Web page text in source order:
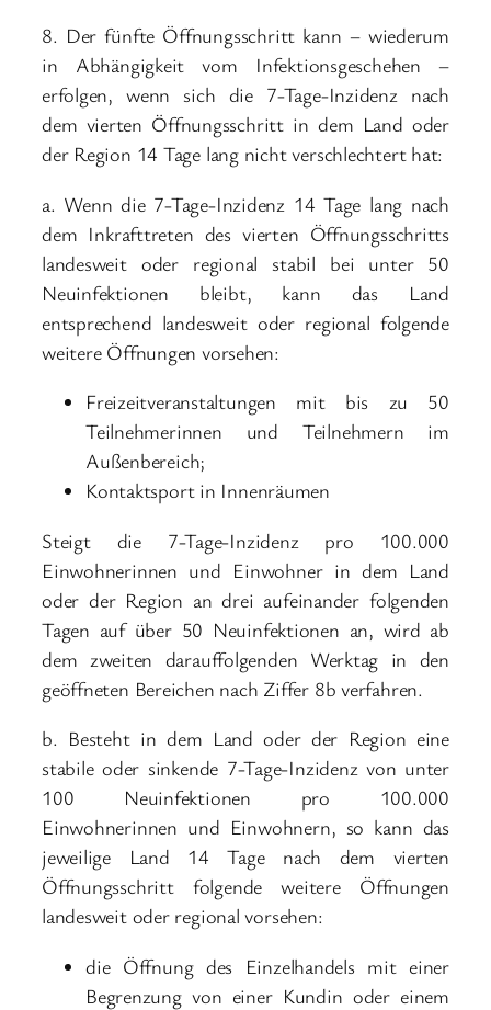
8. Der fünfte Öffnungsschritt kann – wiederum
in Abhängigkeit vom Infektionsgeschehen –
erfolgen, wenn sich die 7-Tage-Inzidenz nach
dem vierten Öffnungsschritt in dem Land oder
der Region 14 Tage lang nicht verschlechtert hat:
a. Wenn die 7-Tage-Inzidenz 14 Tage lang nach
dem Inkrafttreten des vierten Öffnungsschritts
landesweit oder regional stabil bei unter 50
Neuinfektionen bleibt, kann das Land
entsprechend landesweit oder regional folgende
weitere Öffnungen vorsehen:
Freizeitveranstaltungen mit bis zu 50
Teilnehmerinnen und Teilnehmern im
Außenbereich;
Kontaktsport in Innenräumen
Steigt die 7-Tage-Inzidenz pro 100.000
Einwohnerinnen und Einwohner in dem Land
oder der Region an drei aufeinander folgenden
Tagen auf über 50 Neuinfektionen an, wird ab
dem zweiten darauffolgenden Werktag in den
geöffneten Bereichen nach Ziffer 8b verfahren.
b. Besteht in dem Land oder der Region eine
stabile oder sinkende 7-Tage-Inzidenz von unter
100 Neuinfektionen pro 100.000
Einwohnerinnen und Einwohnern, so kann das
jeweilige Land 14 Tage nach dem vierten
Öffnungsschritt folgende weitere Öffnungen
landesweit oder regional vorsehen:
die Öffnung des Einzelhandels mit einer
Begrenzung von einer Kundin oder einem